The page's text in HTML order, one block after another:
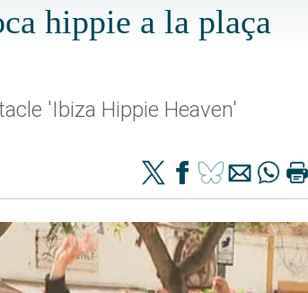
hippie a la plaça
'Ibiza Hippie Heaven'